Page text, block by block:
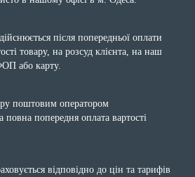
після попередньої оплати
товару, на розсуд клієнта, на наш
або карту.
поштовим оператором
повна попередня оплата вартості
відповідно до цін та тарифів